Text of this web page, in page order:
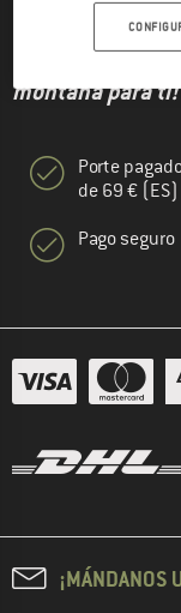
"¡Encuentro
montaña para
Porte
de 69 € (ES)
Pago seguro
¡MÁNDANOS